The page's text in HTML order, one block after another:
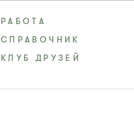
РАБОТА
СПРАВОЧНИК
КЛУБ ДРУЗЕЙ